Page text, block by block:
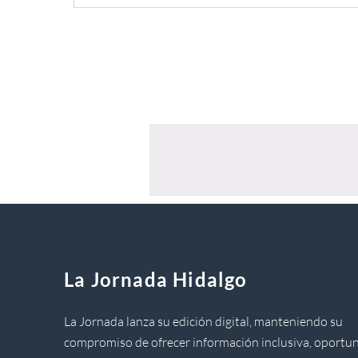
La Jornada Hidalgo
La Jornada lanza su edición digital, manteniendo su
compromiso de ofrecer información inclusiva,